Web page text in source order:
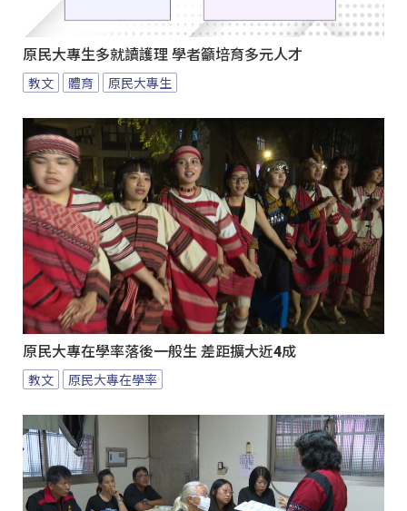
原民大專生多就讀護理 學者籲培育多元人才
教文 體育 原民大專生
原民大專在學率落後一般生 差距擴大近4成
教文 原民大專在學率